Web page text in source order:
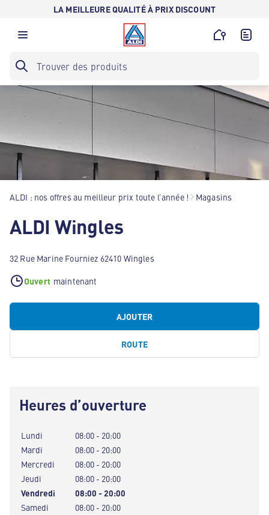
LA MEILLEURE QUALITÉ À PRIX DISCOUNT
ALDI : nos offres au meilleur prix toute l’année ! Magasins
ALDI Wingles
32 Rue Marine Fourniez 62410 Wingles
Ouvert maintenant
AJOUTER
ROUTE
Heures d’ouverture
Lundi
08:00 - 20:00
Mardi
08:00 - 20:00
Mercredi
08:00 - 20:00
Jeudi
08:00 - 20:00
Vendredi
08:00 - 20:00
Samedi
08:00 - 20:00